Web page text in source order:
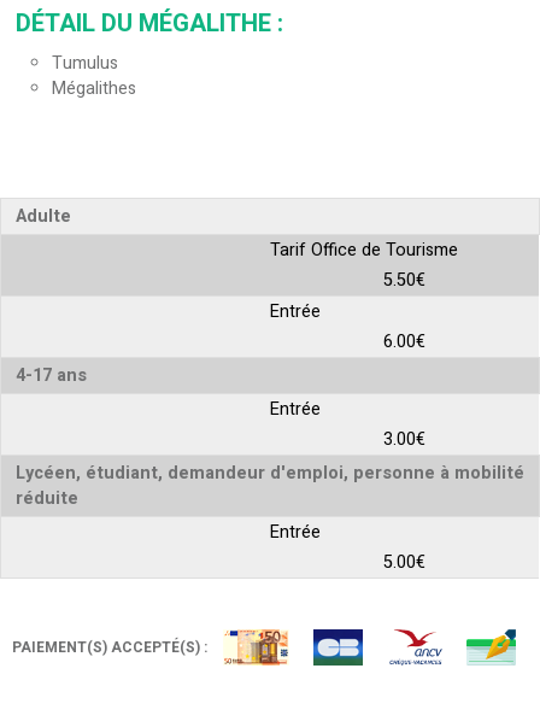
DÉTAIL DU MÉGALITHE :
Tumulus
Mégalithes
Adulte
Tarif Office de Tourisme
5.50€
Entrée
6.00€
4-17 ans
Entrée
3.00€
Lycéen, étudiant, demandeur d'emploi, personne à mobilité
réduite
Entrée
5.00€
PAIEMENT(S) ACCEPTÉ(S) :